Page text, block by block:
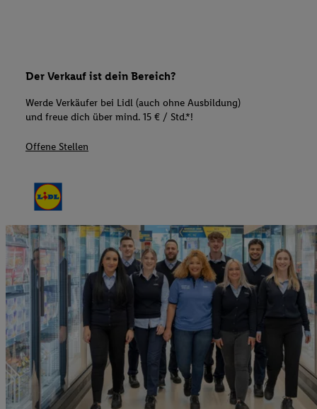
Der Verkauf ist dein Bereich?
Werde Verkäufer bei Lidl (auch ohne Ausbildung)
und freue dich über mind. 15 € / Std.*!
Offene Stellen